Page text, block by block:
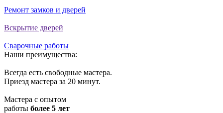
Ремонт замков и дверей
Вскрытие дверей
Сварочные работы
Наши преимущества:
Всегда есть свободные мастера.
Приезд мастера за 20 минут.
Мастера с опытом
работы более 5 лет